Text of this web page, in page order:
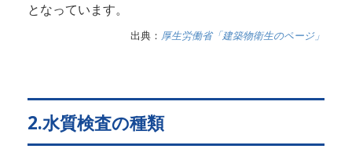
となっています。
出典： 厚生労働省「建築物衛生のページ」
2.水質検査の種類